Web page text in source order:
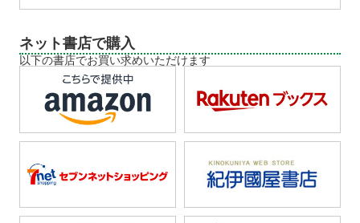
ネット書店で購入
以下の書店でお買い求めいただけます